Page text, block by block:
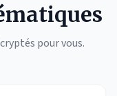
pour vous.